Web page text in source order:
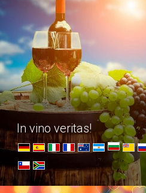
если не самой первой школой
живописи в Европе.
In vino veritas!